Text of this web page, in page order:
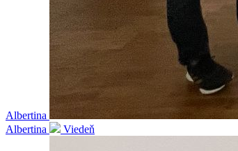
Albertina
Albertina
Viedeň